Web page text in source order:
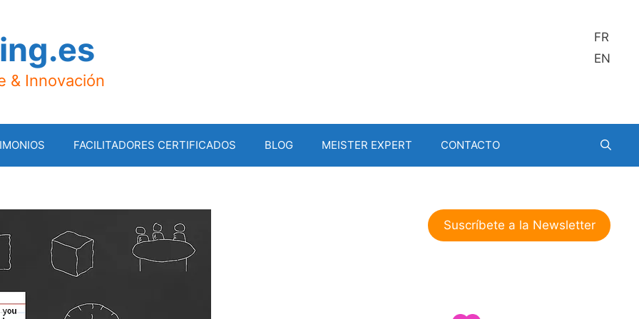
FR
EN
& Innovación
FACILITADORES CERTIFICADOS BLOG MEISTER EXPERT CONTACTO
Suscríbete a la Newsletter